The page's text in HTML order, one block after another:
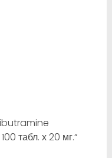
табл. х 20 мг.“